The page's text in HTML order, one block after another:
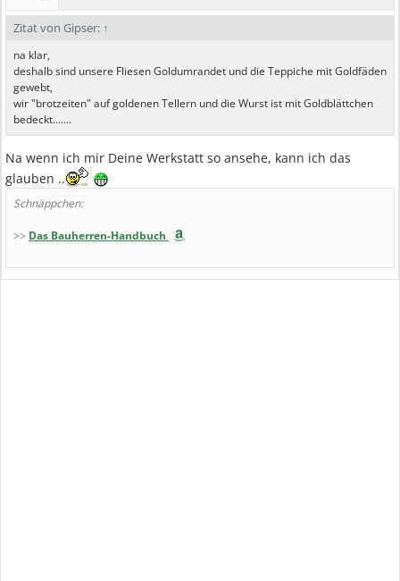
Zitat von Gipser: ↑
na klar,
deshalb sind unsere Fliesen Goldumrandet und die Teppiche mit Goldfäden
gewebt,
wir "brotzeiten" auf goldenen Tellern und die Wurst ist mit Goldblättchen
bedeckt.......
Na wenn ich mir Deine Werkstatt so ansehe, kann ich das
glauben ..
Schnäppchen:
>> Das Bauherren-Handbuch